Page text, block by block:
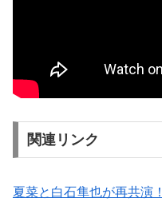
関連リンク
夏菜と白石隼也が再共演